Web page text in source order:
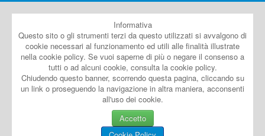
Informativa
Questo sito o gli strumenti terzi da questo utilizzati si avvalgono di
cookie necessari al funzionamento ed utili alle finalità illustrate
nella cookie policy. Se vuoi saperne di più o negare il consenso a
tutti o ad alcuni cookie, consulta la cookie policy.
Chiudendo questo banner, scorrendo questa pagina, cliccando su
un link o proseguendo la navigazione in altra maniera, acconsenti
all'uso dei cookie.
Accetto